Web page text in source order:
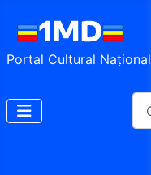
Portal Cultural Național